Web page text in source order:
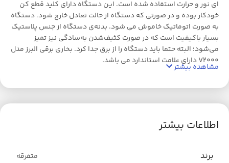
ای نور و حرارت استفاده شده است. این دستگاه دارای کلید قطع کن
خودکار بوده و در صورتی که دستگاه از حالت تعادل خارج شود، دستگاه
به صورت اتوماتیک خاموش می شود. بدنه‌ی دستگاه از جنس پلاستیک
بسیار باکیفیت است که در صورت کثیف‌شدن به‌سادگی نیز تمیز
می‌شود؛ البته حتما باید دستگاه را از برق جدا کرد. بخاری برقی البرز مدل
V2000 دارای علامت استاندارد می باشد.
مشاهده بیشتر
اطلاعات بیشتر
برند متفرقه